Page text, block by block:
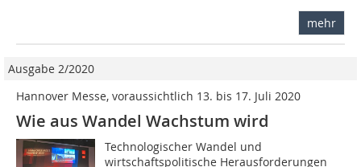
mehr
Ausgabe 2/2020
Hannover Messe, voraussichtlich 13. bis 17. Juli 2020
Wie aus Wandel Wachstum wird
Technologischer Wandel und
wirtschaftspolitische Herausforderungen